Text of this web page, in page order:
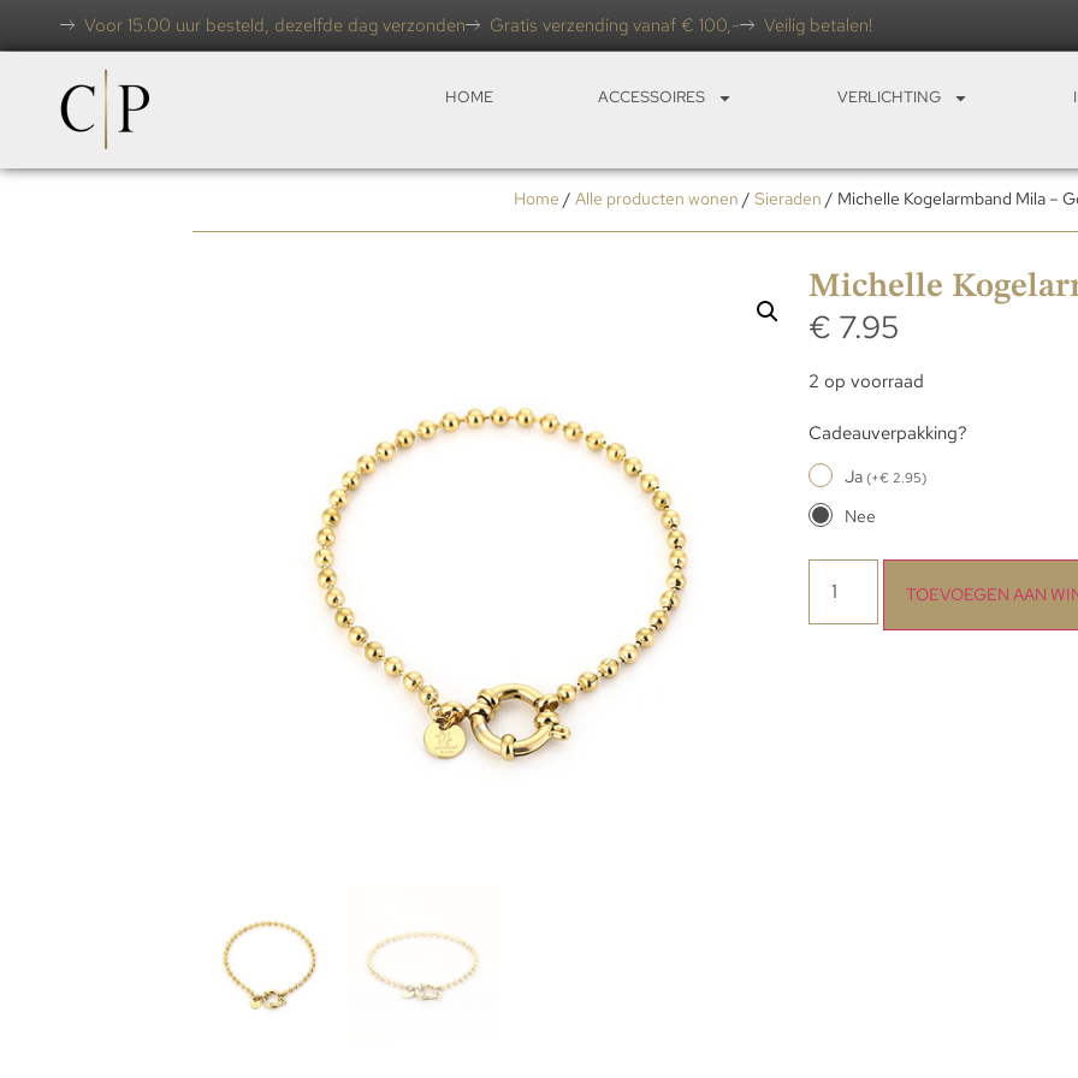
Voor 15.00 uur besteld, dezelfde dag verzonden Gratis verzending vanaf € 100,- Veilig betalen!
HOME ACCESSOIRES VERLICHTING
Home / Alle producten wonen / Sieraden / Michelle Kogelarmband Mila –
Michelle
€ 7.95
2 op voorraad
Cadeauverpakking?
Ja (+€ 2.95)
Nee
TOEVOEGEN AAN